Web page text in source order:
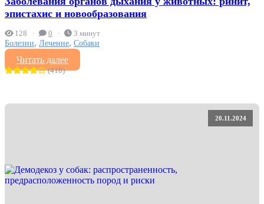
эпистахис и новообразования
128 0 3 минут
Болезни, Лечение, Собаки
Читать далее
(418)
20.11.2024